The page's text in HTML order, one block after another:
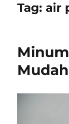
Tag:air